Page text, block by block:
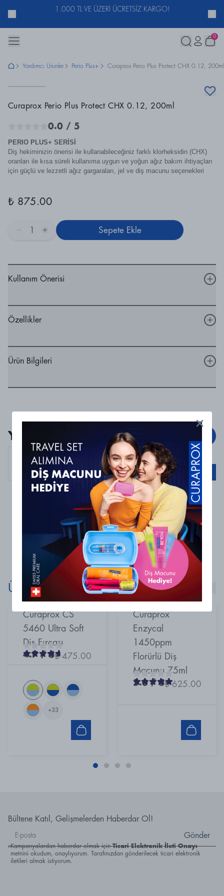
1.000 TL VE ÜZERİ ÜCRETSİZ KARGO!
0
Yardımcı Ürünler Perio Plus+ Curaprox Perio Plus Protect CHX 0.12, 200ml
Curaprox Perio Plus Protect CHX 0.12, 200ml
0.0 / 5
PERIO PLUS+ SERİSİ
Diş hekiminizin önerisi ile kullanabileceğiniz farklı klorheksidin (CHX)
oranları ile kısa süreli kullanıma uygun ve yoğun ağız bakım ihtiyaçları
için güçlü ve lezzetli ağız gargaraları, jel ve diş macunu seçenekleri
₺ 875.00
1 Sepete Ekle
Kullanım Önerisi
Özellikler
Ürün Bilgileri
Yorumlar
Curaprox
Curaprox Perio Plus Protect CHX 0.12, 200ml
Sepete Ekle
Henüz yorum bulunmamaktadır
Ürünlerimizi Keşfet!
Curaprox CS
5460 Ultra Soft
Diş Fırçası
4.7/ 5₺ 475.00
+33
Curaprox
Enzycal
1450ppm
Florürlü Diş
Macunu 75ml
5.0/ 5₺ 625.00
Bültene Katıl, Gelişmelerden Haberdar Ol!
Gönder
Kampanyalardan haberdar olmak için Ticari Elektronik İleti Onayı
metnini okudum, onaylıyorum. Tarafınızdan gönderilecek ticari elektronik
iletileri almak istiyorum.